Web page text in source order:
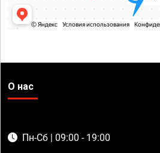
О нас
Пн-Сб | 09:00 - 19:00